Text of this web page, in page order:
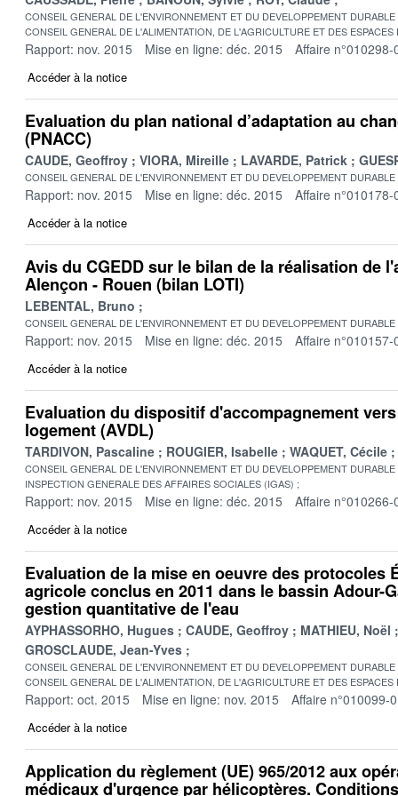
CONSEIL GENERAL DE L'ENVIRONNEMENT ET DU DEVELOPPEMENT
CONSEIL GENERAL DE L'ALIMENTATION, DE L'AGRICULTURE ET DES
Rapport: nov. 2015 Mise en ligne: déc. 2015 Affaire n°010298-
Accéder à la notice
Evaluation du plan national d’adaptation au
(PNACC)
CAUDE, Geoffroy VIORA, Mireille LAVARDE, Patrick
CONSEIL GENERAL DE L'ENVIRONNEMENT ET DU DEVELOPPEMENT
Rapport: nov. 2015 Mise en ligne: déc. 2015 Affaire n°010178-
Accéder à la notice
Avis du CGEDD sur le bilan de la réalisation de
Alençon - Rouen (bilan LOTI)
LEBENTAL, Bruno
CONSEIL GENERAL DE L'ENVIRONNEMENT ET DU DEVELOPPEMENT
Rapport: nov. 2015 Mise en ligne: déc. 2015 Affaire n°010157-
Accéder à la notice
Evaluation du dispositif d'accompagnement
logement (AVDL)
TARDIVON, Pascaline ROUGIER, Isabelle WAQUET, Cécile
CONSEIL GENERAL DE L'ENVIRONNEMENT ET DU DEVELOPPEMENT
INSPECTION GENERALE DES AFFAIRES SOCIALES (IGAS)
Rapport: nov. 2015 Mise en ligne: déc. 2015 Affaire n°010266-
Accéder à la notice
Evaluation de la mise en oeuvre des protocoles
agricole conclus en 2011 dans le bassin Adour-
gestion quantitative de l'eau
AYPHASSORHO, Hugues CAUDE, Geoffroy
MATHIEU, Noël
GROSCLAUDE, Jean-Yves
CONSEIL GENERAL DE L'ENVIRONNEMENT ET DU DEVELOPPEMENT
CONSEIL GENERAL DE L'ALIMENTATION, DE L'AGRICULTURE ET DES
Rapport: oct. 2015 Mise en ligne: nov. 2015 Affaire n°010099-
Accéder à la notice
Application du règlement (UE) 965/2012 aux
médicaux d'urgence par hélicoptères.